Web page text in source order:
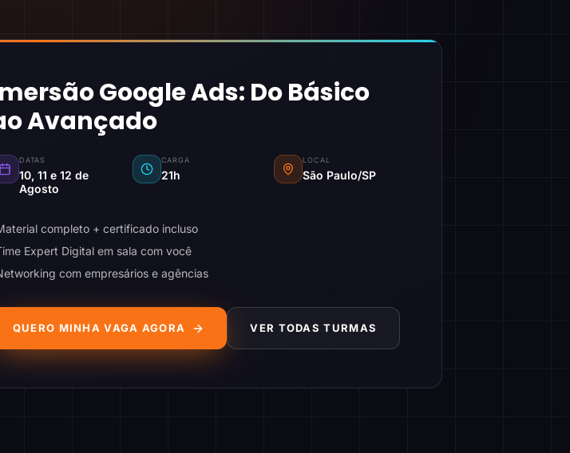
Google Ads: Do Básico
Avançado
DATAS
10, 11 e 12 de
Agosto
CARGA
21h
LOCAL
São Paulo/SP
completo + certificado incluso
Expert Digital em sala com você
com empresários e agências
QUERO MINHA VAGA AGORA VER TODAS TURMAS